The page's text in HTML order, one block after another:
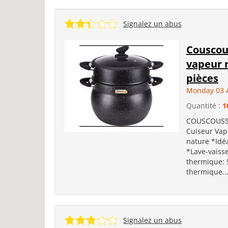
Signalez un abus
vapeur
pièces
Monday 03
Quantité :
Cuiseur
nature
*Lave-
thermique:
thermique...
Signalez un abus